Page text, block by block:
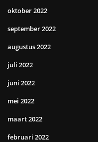
oktober 2022
september 2022
augustus 2022
juli 2022
juni 2022
mei 2022
maart 2022
februari 2022